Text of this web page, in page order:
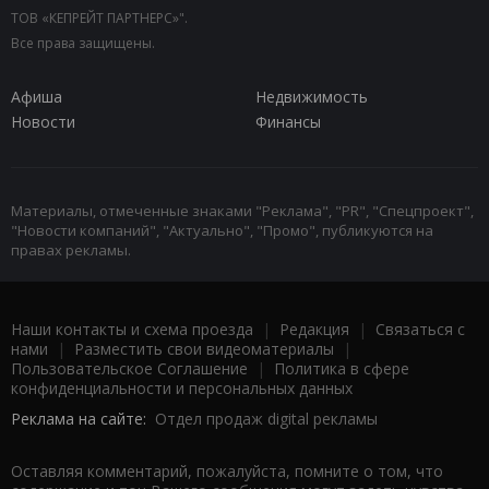
ТОВ «КЕПРЕЙТ ПАРТНЕРС»".
Все права защищены.
Афиша
Недвижимость
Новости
Финансы
Материалы, отмеченные знаками "Реклама", "PR", "Спецпроект",
"Новости компаний", "Актуально", "Промо", публикуются на
правах рекламы.
Наши контакты и схема проезда | Редакция | Связаться с
нами | Разместить свои видеоматериалы |
Пользовательское Соглашение |
Политика в сфере
конфиденциальности и персональных данных
Реклама на сайте: Отдел продаж digital рекламы
Оставляя комментарий, пожалуйста, помните о том, что